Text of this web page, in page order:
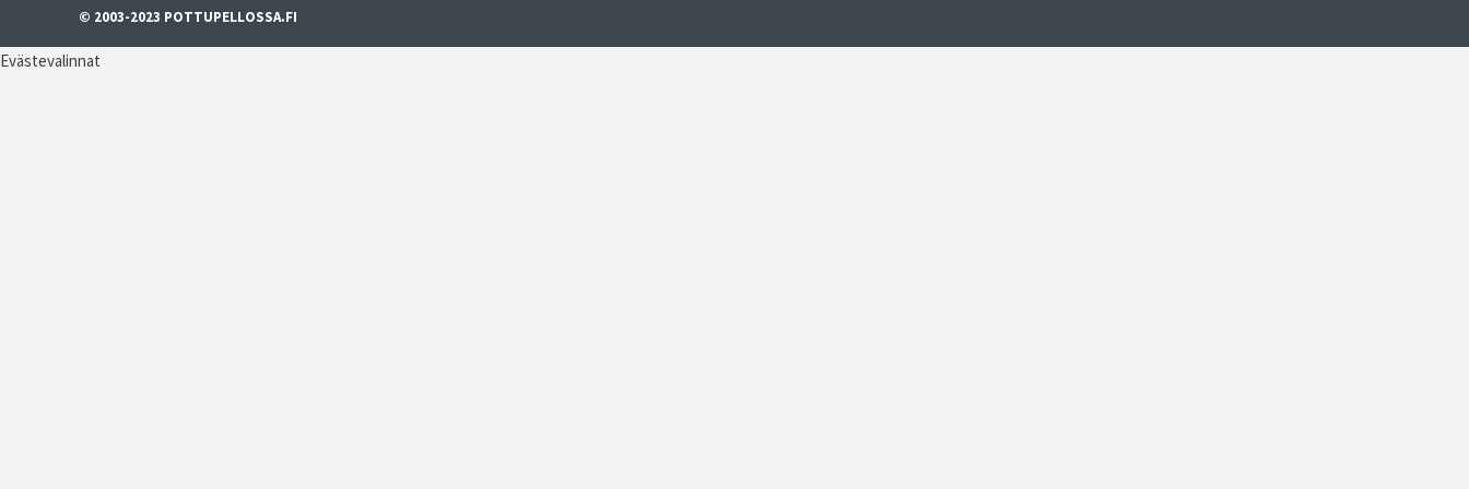
© 2003-2023 POTTUPELLOSSA.FI
Evästevalinnat